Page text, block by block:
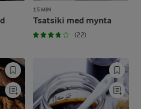
15 MIN
Tsatsiki med mynta
(22)